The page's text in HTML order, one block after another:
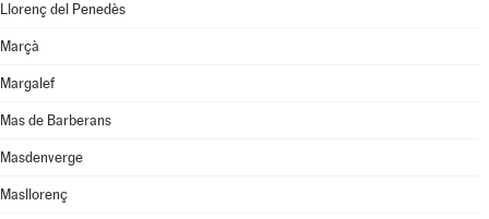
Llorenç del Penedès
Marçà
Margalef
Mas de Barberans
Masdenverge
Masllorenç